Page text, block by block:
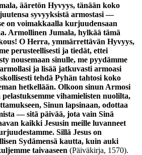
ääretön Hyvyys, tänään koko
syvyyksistä armostasi —
on voimakkaalla kurjuudensaan
Armollinen Jumala, hylkää tämä
O Herra, ymmärrettävän Hyvyys,
perusteellisesti ja tiedät, ettei
nousemaan sinulle, me pyydämme
ja lisää jatkuvasti armoasi
tehdä Pyhän tahtosi koko
hetkellään. Olkoon sinun Armosi
vihamielisten nuolilta,
Sinun lapsinaan, odottaa
— sitä päivää, jota vain Sinä
kaikki Jesusin meille luvanneet
Sillä Jesus on
Sydämensä kautta, kuin auki
taivaaseen (Päiväkirja, 1570).